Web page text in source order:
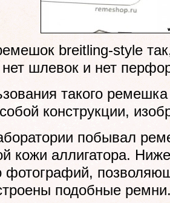
breitling-style
шлевок и нет
такого
конструкции,
побывал
кожи аллигатора.
фотографий,
подобные